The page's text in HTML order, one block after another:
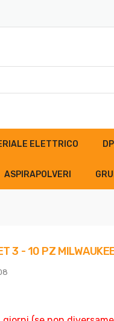
ELETTRICO DPI
ASPIRAPOLVERI
3 - 10 PZ